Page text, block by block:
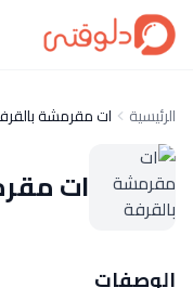
الرئيسية ات مقرمشة
ات
الوصفات